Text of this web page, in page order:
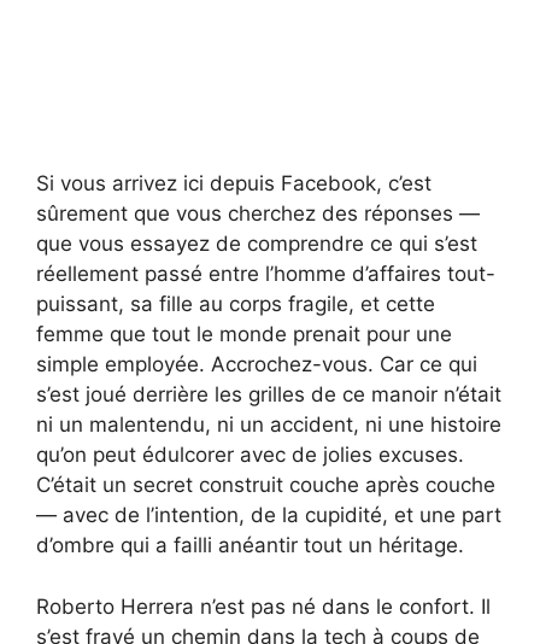
Si vous arrivez ici depuis Facebook, c’est
sûrement que vous cherchez des réponses —
que vous essayez de comprendre ce qui s’est
réellement passé entre l’homme d’affaires tout-
puissant, sa fille au corps fragile, et cette
femme que tout le monde prenait pour une
simple employée. Accrochez-vous. Car ce qui
s’est joué derrière les grilles de ce manoir n’était
ni un malentendu, ni un accident, ni une histoire
qu’on peut édulcorer avec de jolies excuses.
C’était un secret construit couche après couche
— avec de l’intention, de la cupidité, et une part
d’ombre qui a failli anéantir tout un héritage.
Roberto Herrera n’est pas né dans le confort. Il
s’est frayé un chemin dans la tech à coups de